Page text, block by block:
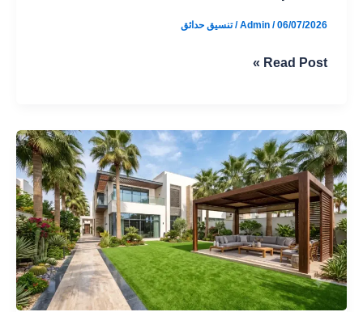
Admin /06/07/2026
/تنسيق حدائق
تصميم
بأقل
التكاليف
Read Post »